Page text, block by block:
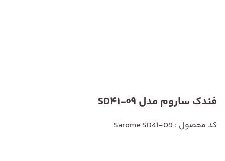
فندک ساروم مدل SD41-09
کد محصول : Sarome SD41-09